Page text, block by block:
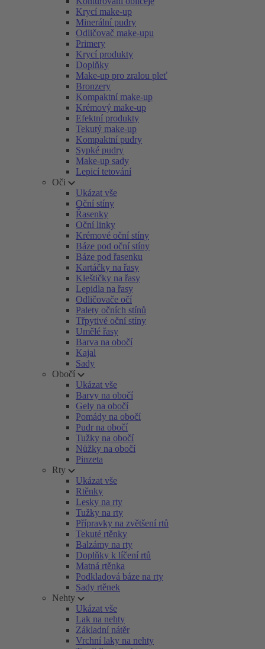
Krycí make-up
Minerální pudry
Odličovač make-upu
Primery
Krycí produkty
Doplňky
Make-up pro zralou pleť
Bronzery
Kompaktní make-up
Krémový make-up
Efektní produkty
Tekutý make-up
Kompaktní pudry
Sypké pudry
Make-up sady
Lepicí tetování
Oči
Ukázat vše
Oční stíny
Řasenky
Oční linky
Krémové oční stíny
Báze pod oční stíny
Báze pod řasenku
Kartáčky na řasy
Kleštičky na řasy
Lepidla na řasy
Odličovače očí
Palety očních stínů
Třpytivé oční stíny
Umělé řasy
Barva na obočí
Kajal
Sady
Obočí
Ukázat vše
Barvy na obočí
Gely na obočí
Pomády na obočí
Pudr na obočí
Tužky na obočí
Nůžky na obočí
Pinzeta
Rty
Ukázat vše
Rtěnky
Lesky na rty
Tužky na rty
Přípravky na zvětšení rtů
Tekuté rtěnky
Balzámy na rty
Doplňky k líčení rtů
Matná rtěnka
Podkladová báze na rty
Sady rtěnek
Nehty
Ukázat vše
Lak na nehty
Základní nátěr
Vrchní laky na nehty